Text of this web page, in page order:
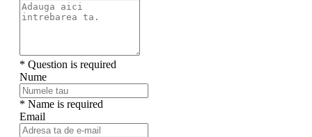
* Question is required
Nume
* Name is required
Email